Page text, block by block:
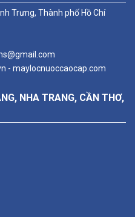
Trưng, Thành phố Hồ Chí
- maylocnuoccaocap.com
NHA TRANG, CẦN THƠ,